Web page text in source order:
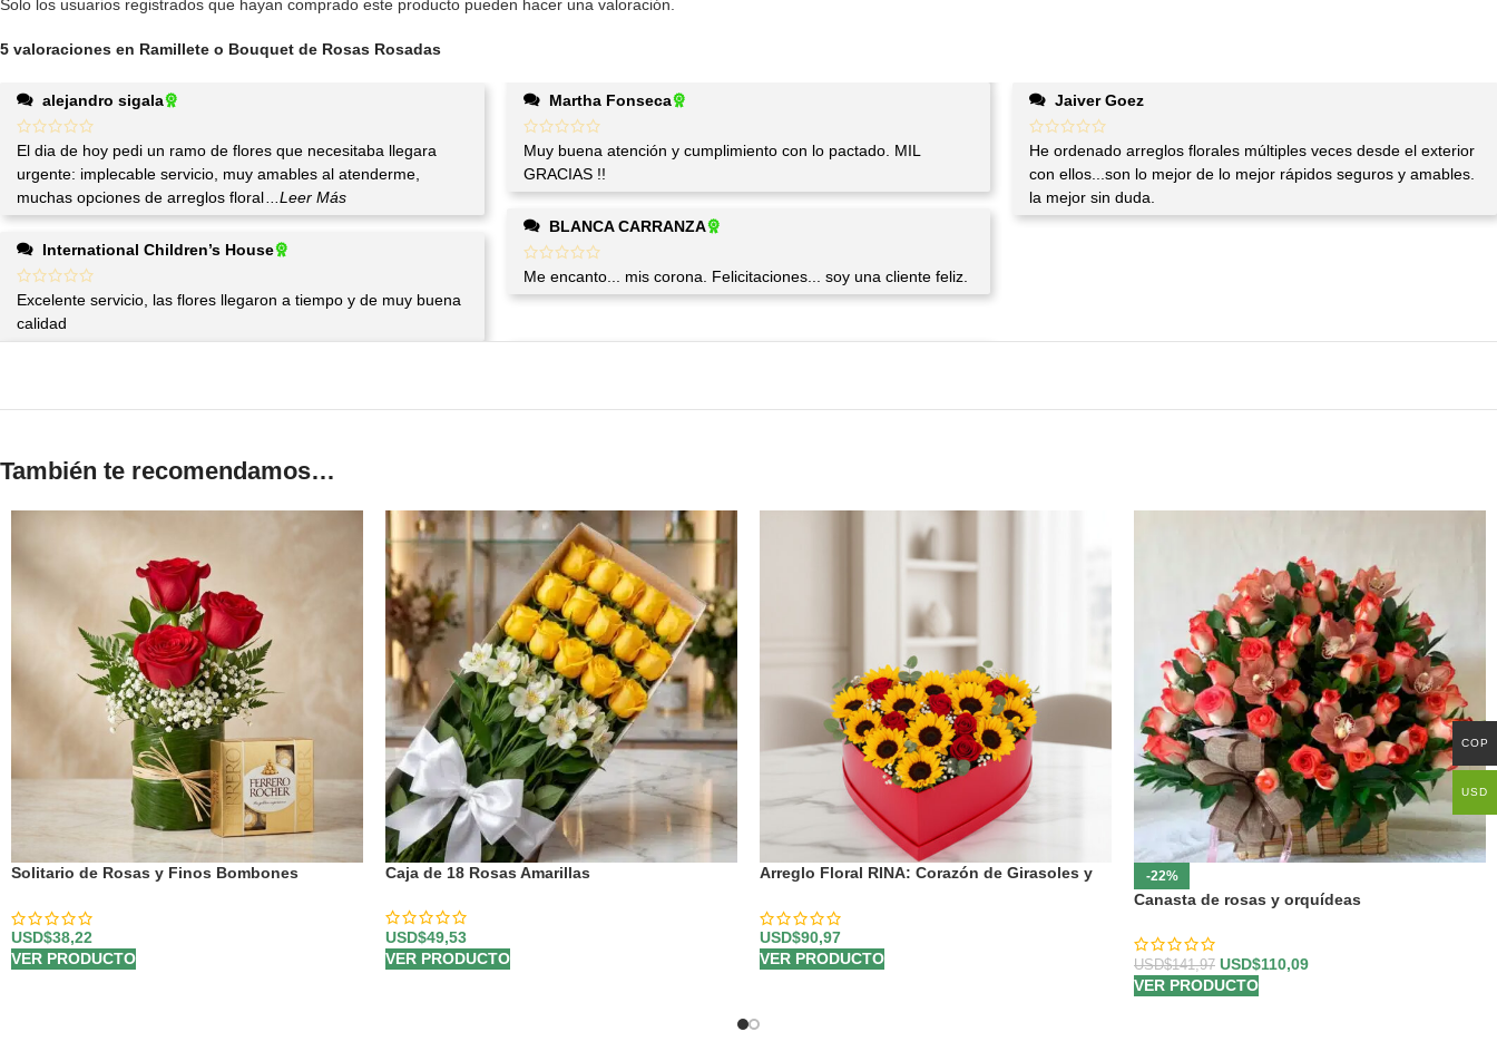
5 valoraciones en Ramillete o Bouquet de Rosas Rosadas
alejandro sigala
El dia de hoy pedi un ramo de flores que necesitaba llegara
urgente: implecable servicio, muy amables al atenderme,
muchas opciones de arreglos floral
...Leer Más
International Children’s House
Excelente servicio, las flores llegaron a tiempo y de muy buena
calidad
Martha Fonseca
Muy buena atención y cumplimiento con lo pactado. MIL
GRACIAS !!
BLANCA CARRANZA
Me encanto... mis corona. Felicitaciones... soy una cliente feliz.
Jaiver Goez
He ordenado arreglos florales múltiples veces desde el exterior
con ellos...son lo mejor de lo mejor rápidos seguros y amables.
la mejor sin duda.
Solo los usuarios registrados que hayan comprado este producto pueden hacer una valoración.
También te recomendamos…
Solitario de Rosas y Finos Bombones
USD$38,22
VER PRODUCTO
Caja de 18 Rosas Amarillas
USD$49,53
VER PRODUCTO
Arreglo Floral RINA: Corazón de Girasoles y
USD$90,97
VER PRODUCTO
-22%
Canasta de rosas y orquídeas
USD$141,97 USD$110,09
VER PRODUCTO
COP
USD